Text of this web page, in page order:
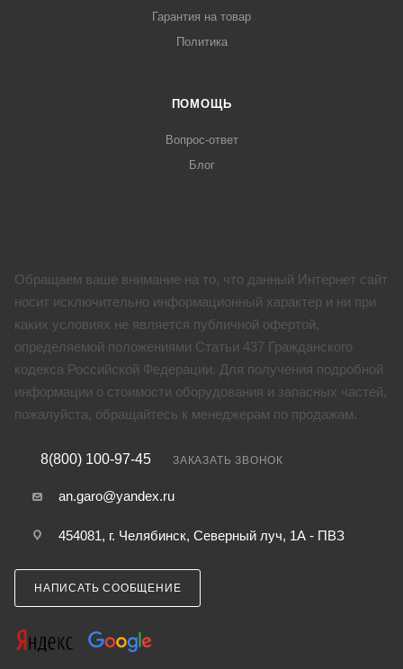
Гарантия на товар
Политика
ПОМОЩЬ
Вопрос-ответ
Блог
Обращаем ваше внимание на то, что данный Интернет сайт
носит исключительно информационный характер и ни при
каких условиях не является публичной офертой,
определяемой положениями Статьи 437 Гражданского
кодекса Российской Федерации. Для получения подробной
информации о стоимости оборудования и запасных частей,
пожалуйста, обращайтесь к менеджерам по продажам.
8(800) 100-97-45 ЗАКАЗАТЬ ЗВОНОК
an.garo@yandex.ru
454081, г. Челябинск, Северный луч, 1А - ПВЗ
НАПИСАТЬ СООБЩЕНИЕ